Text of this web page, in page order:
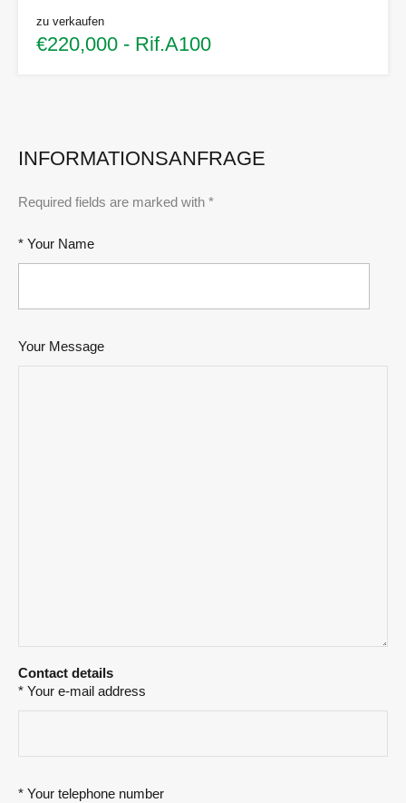
zu verkaufen
€220,000 - Rif.A100
INFORMATIONSANFRAGE
Required fields are marked with *
* Your Name
Your Message
Contact details
* Your e-mail address
* Your telephone number